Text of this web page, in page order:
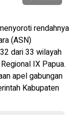
rendahnya
(ASN)
dari 33 wilayah
IX Papua.
apel gabungan
Kabupaten